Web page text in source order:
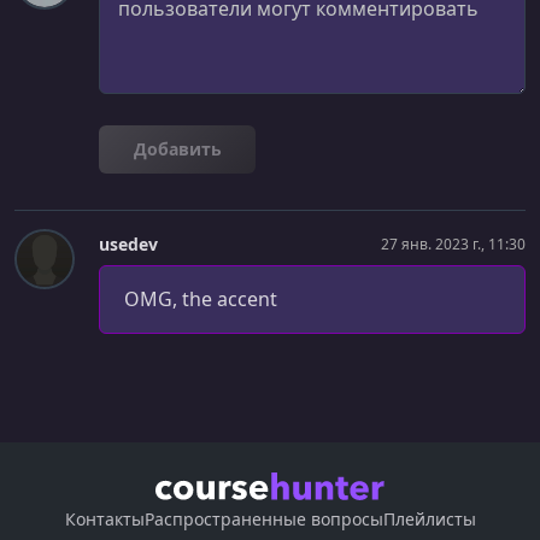
Reverse String Function
Function to Return The Longest Word in A Sentence
УРОК 29. 00:04:29
Setup Project
00:12:42
Node HTTP Module
Добавить
usedev 27 янв. 2023 г., 11:30
OMG, the accent
КонтактыРаспространенные вопросыПлейлисты